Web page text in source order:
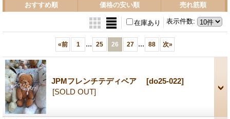
おすすめ順 価格の安い順 売れ筋順
表示件数:
在庫あり
«前 1 ... 25 26 27 ... 88 次»
JPMフレンチテディベア [do25-022]
[SOLD OUT]